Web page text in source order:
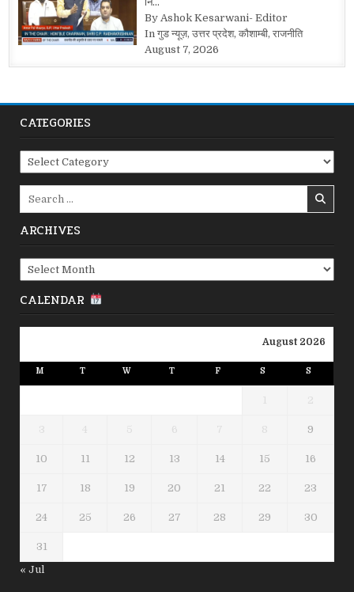
By Ashok Kesarwani- Editor
In गुड न्यूज़, उत्तर प्रदेश, कौशाम्बी, राजनीति
August 7, 2026
CATEGORIES
Categories
ARCHIVES
Archives
CALENDAR
August 2026
M T W T F S S
1 2
3 4 5 6 7 8 9
10 11 12 13 14 15 16
17 18 19 20 21 22 23
24 25 26 27 28 29 30
31
« Jul